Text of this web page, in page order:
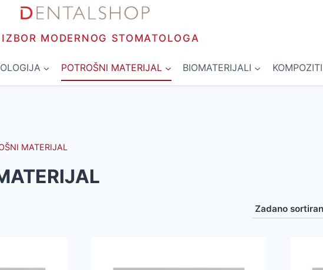
MODERNOG STOMATOLOGA
POTROŠNI MATERIJAL BIOMATERIJALI
MATERIJAL